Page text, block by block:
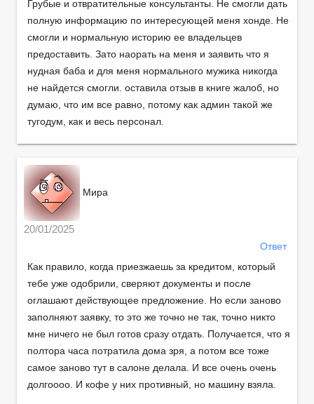
Грубые и отвратительные консультанты. Не смогли дать
полную информацию по интересующей меня хонде. Не
смогли и нормальную историю ее владельцев
предоставить. Зато наорать на меня и заявить что я
нудная баба и для меня нормального мужика никогда
не найдется смогли. оставила отзыв в книге жалоб, но
думаю, что им все равно, потому как админ такой же
тугодум, как и весь персонал.
Мира
20/01/2025
Ответ
Как правило, когда приезжаешь за кредитом, который
тебе уже одобрили, сверяют документы и после
оглашают действующее предложение. Но если заново
заполняют заявку, то это же точно не так, точно никто
мне ничего не был готов сразу отдать. Получается, что я
полтора часа потратила дома зря, а потом все тоже
самое заново тут в салоне делала. И все очень очень
долгоооо. И кофе у них противный, но машину взяла.